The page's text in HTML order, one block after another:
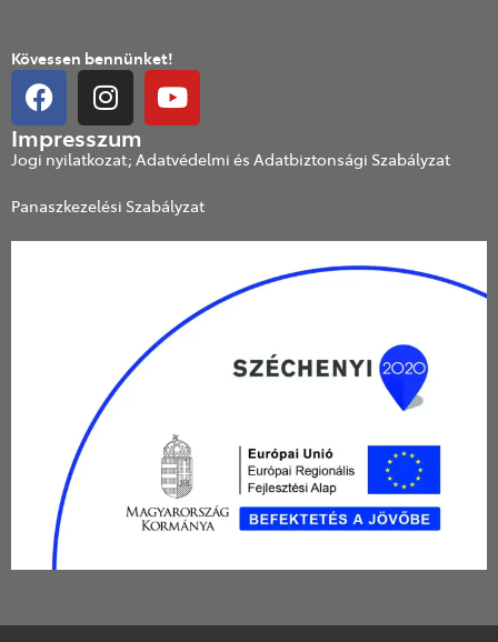
Kövessen bennünket!
Impresszum
Jogi nyilatkozat; Adatvédelmi és Adatbiztonsági Szabályzat
Panaszkezelési Szabályzat